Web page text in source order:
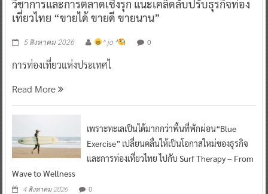
วิชาการและการตลาดเชิงรุก แนะเคล็ดลับปรับธุรกิจท่อง
เที่ยวไทย “ขายได้ ขายดี ขายนาน”
5 สิงหาคม 2026 ^ jo ^ 0
การท่องเที่ยวแห่งประเทศไ
Read More
เพราะทะเลเป็นได้มากกว่าพื้นที่พักผ่อน“Blue
Exercise” เปลี่ยนคลื่นให้เป็นโอกาสใหม่ของธุรกิจ
และการท่องเที่ยวไทย ไปกับ Surf Therapy – From
Wave to Wellness
4 สิงหาคม 2026 0